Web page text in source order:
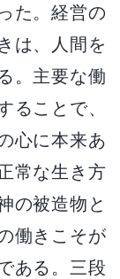
た。経営の
は、人間を
。主要な働
ることで、
心に本来あ
常な生き方
の被造物と
働きこそが
ある。三段